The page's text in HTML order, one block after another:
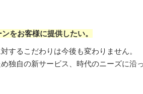
をお客様に提供したい。
するこだわりは今後も変わりません。
独自の新サービス、時代のニーズに沿